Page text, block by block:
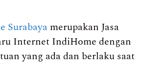
Surabayamerupakan Jasa
Internet IndiHome dengan
yang ada dan berlaku saat